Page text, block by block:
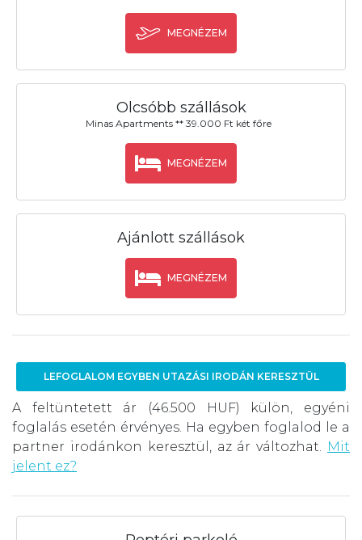
MEGNÉZEM
Olcsóbb szállások
Minas Apartments ** 39.000 Ft két főre
MEGNÉZEM
Ajánlott szállások
MEGNÉZEM
LEFOGLALOM EGYBEN UTAZÁSI IRODÁN KERESZTÜL
A feltüntetett ár (46.500 HUF) külön, egyéni
foglalás esetén érvényes. Ha egyben foglalod le a
partner irodánkon keresztül, az ár változhat. Mit
jelent ez?